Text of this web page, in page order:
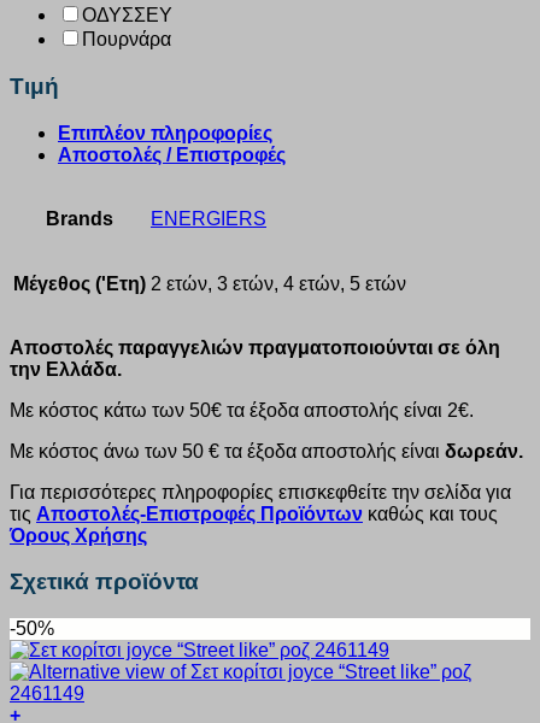
ΟΔΥΣΣΕΥ
Πουρνάρα
Τιμή
Επιπλέον πληροφορίες
Αποστολές / Επιστροφές
Brands ENERGIERS
Μέγεθος ('Ετη) 2 ετών, 3 ετών, 4 ετών, 5 ετών
Αποστολές παραγγελιών πραγματοποιούνται σε όλη
την Ελλάδα.
Με κόστος κάτω των 50€ τα έξοδα αποστολής είναι 2€.
Με κόστος άνω των 50 € τα έξοδα αποστολής είναι δωρεάν.
Για περισσότερες πληροφορίες επισκεφθείτε την σελίδα για
τις Αποστολές-Επιστροφές Προϊόντων καθώς και τους
Όρους Χρήσης
Σχετικά προϊόντα
-50%
+